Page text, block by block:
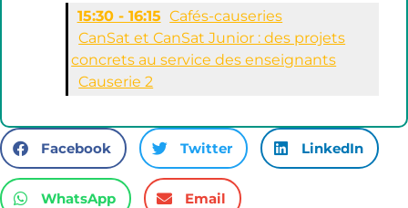
15:30 - 16:15 Cafés-causeries
CanSat et CanSat Junior : des projets
concrets au service des enseignants
Causerie 2
Facebook Twitter LinkedIn
WhatsApp Email